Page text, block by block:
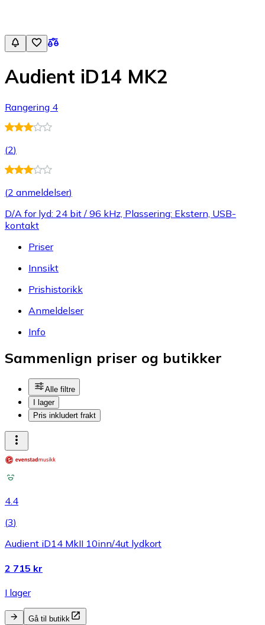
Audient iD14 MK2
Rangering 4
(2)
(2 anmeldelser)
D/A for lyd: 24 bit / 96 kHz, Plassering: Ekstern, USB-
kontakt
Priser
Innsikt
Prishistorikk
Anmeldelser
Info
Sammenlign priser og butikker
Alle filtre
I lager
Pris inkludert frakt
4.4
(3)
Audient iD14 MkII 10inn/4ut lydkort
2 715 kr
I lager
Gå til butikk